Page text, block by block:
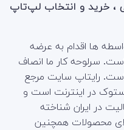
، خرید و انتخاب لپ‌تاپ
ها اقدام به عرضه
سرلوحه کار ما انصاف
رایتاپ سایت مرجع
در اینترنت است و
فعالیت در ایران شناخته
محصولات همچنین